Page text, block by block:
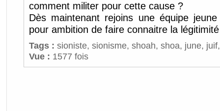
comment militer pour cette cause ?
Dès maintenant rejoins une équipe
pour ambition de faire connaitre la
Tags : sioniste, sionisme, shoah, shoa, june, juif
Vue : 1577 fois